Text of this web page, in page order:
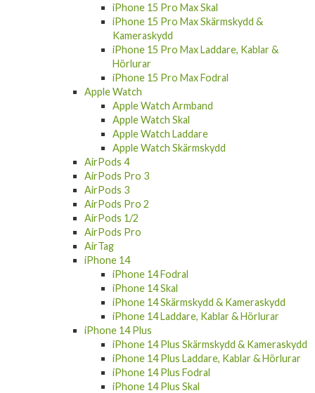
iPhone 15 Pro Max Skärmskydd &
Kameraskydd
iPhone 15 Pro Max Laddare, Kablar &
Hörlurar
iPhone 15 Pro Max Fodral
Apple Watch
Apple Watch Armband
Apple Watch Skal
Apple Watch Laddare
Apple Watch Skärmskydd
AirPods 4
AirPods Pro 3
AirPods 3
AirPods Pro 2
AirPods 1/2
AirPods Pro
AirTag
iPhone 14
iPhone 14 Fodral
iPhone 14 Skal
iPhone 14 Skärmskydd & Kameraskydd
iPhone 14 Laddare, Kablar & Hörlurar
iPhone 14 Plus
iPhone 14 Plus Skärmskydd & Kameraskydd
iPhone 14 Plus Laddare, Kablar & Hörlurar
iPhone 14 Plus Fodral
iPhone 14 Plus Skal
iPhone 14 Pro